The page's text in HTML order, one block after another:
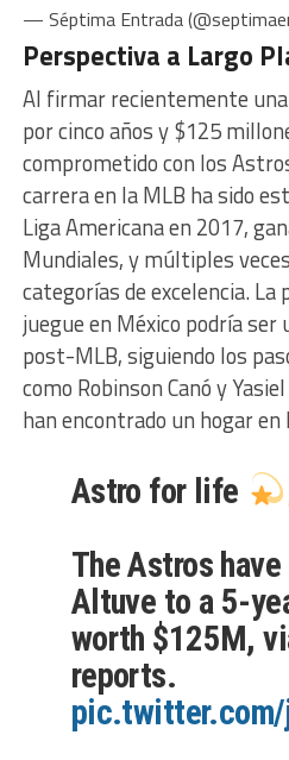
— Séptima Entrada
Perspectiva a Largo
Al firmar recientemente
por cinco años y $125
comprometido con los
carrera en la MLB ha sido
Liga Americana en 2017,
Mundiales, y múltiples
categorías de excelencia.
juegue en México podría
post-MLB, siguiendo los
como Robinson Canó y
han encontrado un hogar en
Astro for life
The Astros
Altuve to a 5-
worth $125M,
reports.
pic.twitter.com/